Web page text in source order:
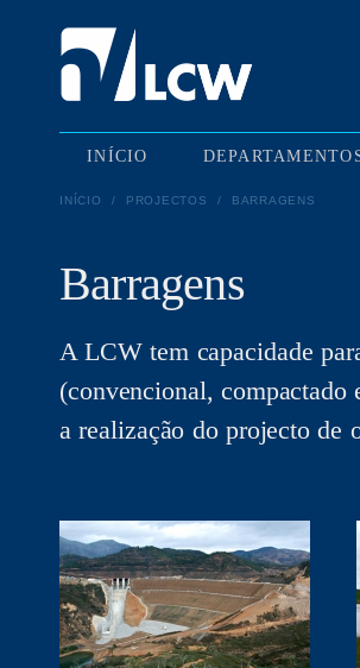
INÍCIO
INÍCIO / PROJECTOS / BARRAGENS
Barragens
A LCW tem capacidade
(convencional, compactado
a realização do projecto de